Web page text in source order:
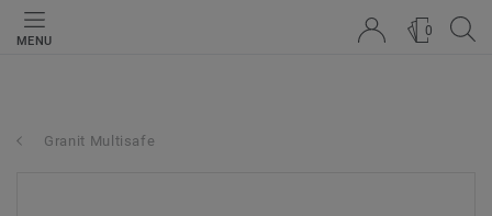
MENU
0
Granit Multisafe